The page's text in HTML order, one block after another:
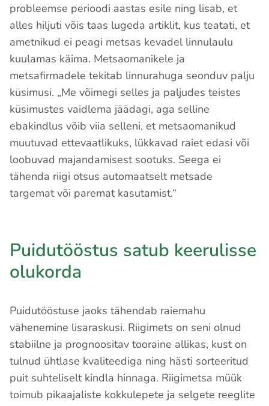
probleemse perioodi aastas esile ning lisab, et
alles hiljuti võis taas lugeda artiklit, kus teatati, et
ametnikud ei peagi metsas kevadel linnulaulu
kuulamas käima. Metsaomanikele ja
metsafirmadele tekitab linnurahuga seonduv palju
küsimusi. „Me võimegi selles ja paljudes teistes
küsimustes vaidlema jäädagi, aga selline
ebakindlus võib viia selleni, et metsaomanikud
muutuvad ettevaatlikuks, lükkavad raiet edasi või
loobuvad majandamisest sootuks. Seega ei
tähenda riigi otsus automaatselt metsade
targemat või paremat kasutamist.“
Puidutööstus satub keerulisse
olukorda
Puidutööstuse jaoks tähendab raiemahu
vähenemine lisaraskusi. Riigimets on seni olnud
stabiilne ja prognoositav tooraine allikas, kust on
tulnud ühtlase kvaliteediga ning hästi sorteeritud
puit suhteliselt kindla hinnaga. Riigimetsa müük
toimub pikaajaliste kokkulepete ja selgete reeglite